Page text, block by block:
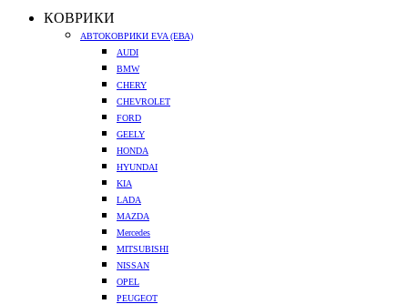
КОВРИКИ
АВТОКОВРИКИ EVA (ЕВА)
AUDI
BMW
CHERY
CHEVROLET
FORD
GEELY
HONDA
HYUNDAI
KIA
LADA
MAZDA
Mercedes
MITSUBISHI
NISSAN
OPEL
PEUGEOT